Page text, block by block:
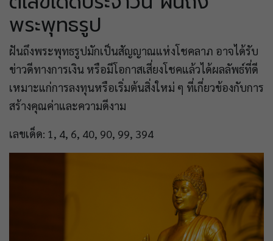
พระพุทธรูป
ฝันถึงพระพุทธรูปมักเป็นสัญญาณแห่งโชคลาภ อาจได้รับ
ข่าวดีทางการเงิน หรือมีโอกาสเสี่ยงโชคแล้วได้ผลลัพธ์ที่ดี
เหมาะแก่การลงทุนหรือเริ่มต้นสิ่งใหม่ ๆ ที่เกี่ยวข้องกับการ
สร้างคุณค่าและความดีงาม
เลขเด็ด: 1, 4, 6, 40, 90, 99, 394